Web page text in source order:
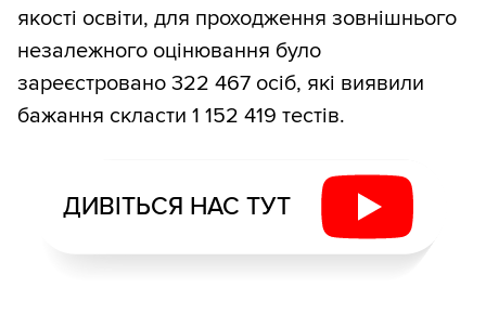
якості освіти, для проходження зовнішнього
незалежного оцінювання було
зареєстровано 322 467 осіб, які виявили
бажання скласти 1 152 419 тестів.
ДИВІТЬСЯ НАС ТУТ